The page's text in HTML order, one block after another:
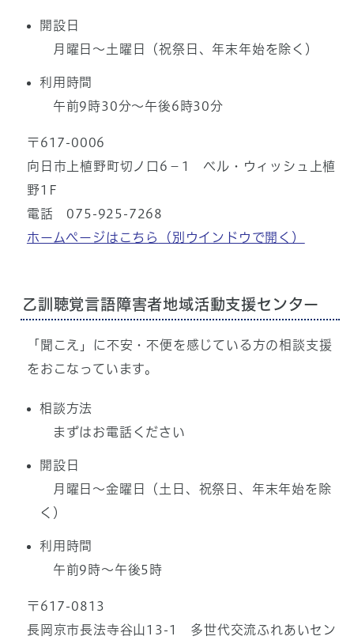
開設日
月曜日～土曜日（祝祭日、年末年始を除く）
利用時間
午前9時30分～午後6時30分
〒617-0006
向日市上植野町切ノ口6－1 ベル・ウィッシュ上植
野1F
電話 075-925-7268
ホームページはこちら
（別ウインドウで開く）
乙訓聴覚言語障害者地域活動支援センター
「聞こえ」に不安・不便を感じている方の相談支援
をおこなっています。
相談方法
まずはお電話ください
開設日
月曜日～金曜日（土日、祝祭日、年末年始を除
く）
利用時間
午前9時～午後5時
〒617-0813
長岡京市長法寺谷山13-1 多世代交流ふれあいセン